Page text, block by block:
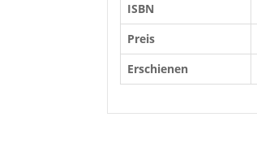
ISBN
Preis
Erschienen